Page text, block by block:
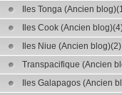
Iles Tonga (Ancien
Iles Cook (Ancien
Iles Niue (Ancien blog)(2)
Transpacifique (Ancien
Iles Galapagos (Ancien